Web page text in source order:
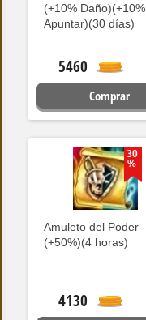
(+10% Daño)(+10%
Apuntar)(30 días)
5460
Comprar
30
%
Amuleto del Poder
(+50%)(4 horas)
4130